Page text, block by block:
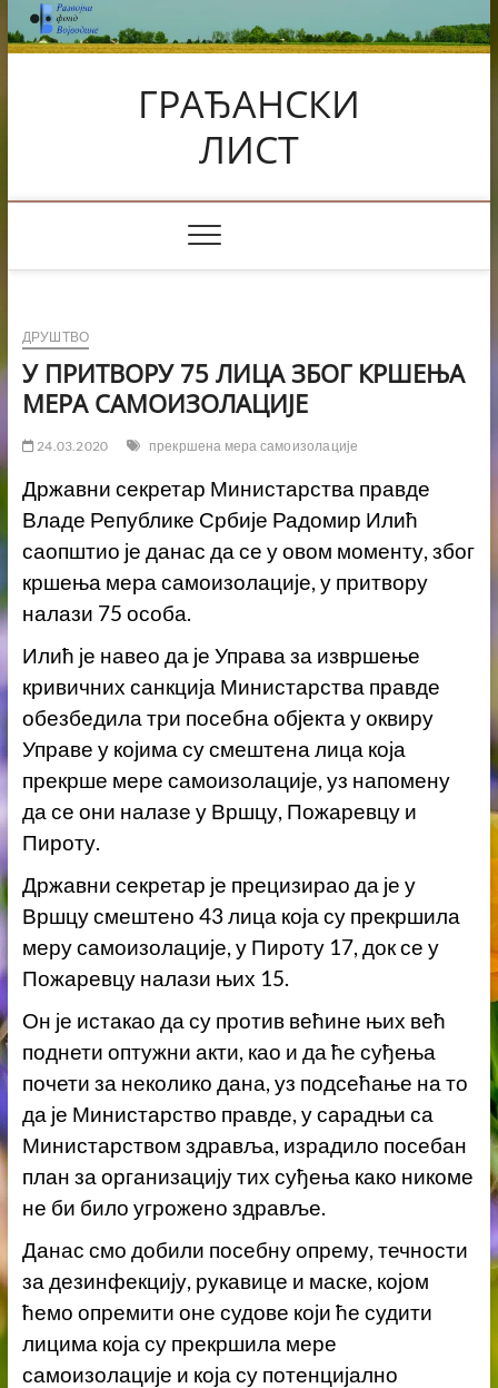
Skip
to
content
ГРАЂАНСКИ
ЛИСТ
ДРУШТВО
У ПРИТВОРУ 75 ЛИЦА ЗБОГ КРШЕЊА
МЕРА САМОИЗОЛАЦИЈЕ
24.03.2020 прекршена мера самоизолације
Државни секретар Министарства правде
Владе Републике Србије Радомир Илић
саопштио је данас да се у овом моменту, због
кршења мера самоизолације, у притвору
налази 75 особа.
Илић је навео да је Управа за извршење
кривичних санкција Министарства правде
обезбедила три посебна објекта у оквиру
Управе у којима су смештена лица која
прекрше мере самоизолације, уз напомену
да се они налазе у Вршцу, Пожаревцу и
Пироту.
Државни секретар је прецизирао да је у
Вршцу смештено 43 лица која су прекршила
меру самоизолације, у Пироту 17, док се у
Пожаревцу налази њих 15.
Он је истакао да су против већине њих већ
поднети оптужни акти, као и да ће суђења
почети за неколико дана, уз подсећање на то
да је Министарство правде, у сарадњи са
Министарством здравља, израдило посебан
план за организацију тих суђења како никоме
не би било угрожено здравље.
Данас смо добили посебну опрему, течности
за дезинфекцију, рукавице и маске, којом
ћемо опремити оне судове који ће судити
лицима која су прекршила мере
самоизолације и која су потенцијално